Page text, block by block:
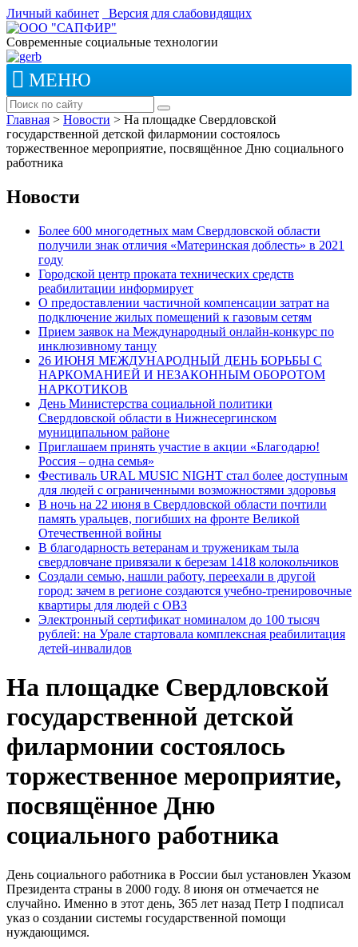
Личный кабинет Версия для слабовидящих
Современные социальные технологии
МЕНЮ
Главная > Новости > На площадке Свердловской
государственной детской филармонии состоялось
торжественное мероприятие, посвящённое Дню социального
работника
Новости
Более 600 многодетных мам Свердловской области
получили знак отличия «Материнская доблесть» в 2021
году
Городской центр проката технических средств
реабилитации информирует
О предоставлении частичной компенсации затрат на
подключение жилых помещений к газовым сетям
Прием заявок на Международный онлайн-конкурс по
инклюзивному танцу
26 ИЮНЯ МЕЖДУНАРОДНЫЙ ДЕНЬ БОРЬБЫ С
НАРКОМАНИЕЙ И НЕЗАКОННЫМ ОБОРОТОМ
НАРКОТИКОВ
День Министерства социальной политики
Свердловской области в Нижнесергинском
муниципальном районе
Приглашаем принять участие в акции «Благодарю!
Россия – одна семья»
Фестиваль URAL MUSIC NIGHT стал более доступным
для людей с ограниченными возможностями здоровья
В ночь на 22 июня в Свердловской области почтили
память уральцев, погибших на фронте Великой
Отечественной войны
В благодарность ветеранам и труженикам тыла
свердловчане привязали к березам 1418 колокольчиков
Создали семью, нашли работу, переехали в другой
город: зачем в регионе создаются учебно-тренировочные
квартиры для людей с ОВЗ
Электронный сертификат номиналом до 100 тысяч
рублей: на Урале стартовала комплексная реабилитация
детей-инвалидов
На площадке Свердловской
государственной детской
филармонии состоялось
торжественное мероприятие,
посвящённое Дню
социального работника
День социального работника в России был установлен Указом
Президента страны в 2000 году. 8 июня он отмечается не
случайно. Именно в этот день, 365 лет назад Петр I подписал
указ о создании системы государственной помощи
нуждающимся.